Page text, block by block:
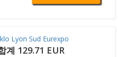
Lyon Sud Eurexpo
계 129.71 EUR